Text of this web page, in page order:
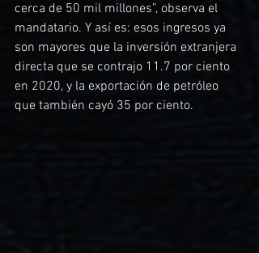
cerca de 50 mil millones”, observa el
mandatario. Y así es: esos ingresos ya
son mayores que la inversión extranjera
directa que se contrajo 11.7 por ciento
en 2020, y la exportación de petróleo
que también cayó 35 por ciento.